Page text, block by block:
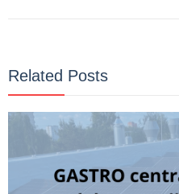
Related Posts